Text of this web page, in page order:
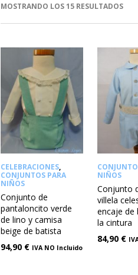
MOSTRANDO LOS 15 RESULTADOS
CELEBRACIONES,
CONJUNTOS PARA
NIÑOS
Conjunto de
pantaloncito verde
de lino y camisa
beige de batista
94,90 € IVA NO Incluido
NIÑOS
Conjunto
villela
encaje de
la cintura
84,90 €